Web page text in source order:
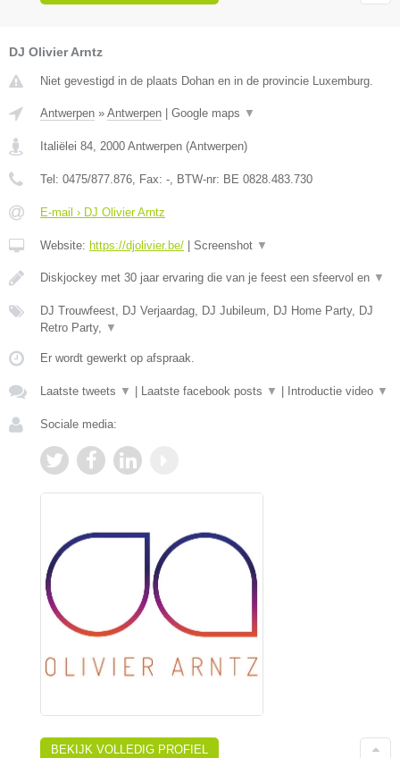
DJ Olivier Arntz
Niet gevestigd in de plaats Dohan en in de provincie Luxemburg.
Antwerpen » Antwerpen Google maps ▼
Italiëlei 84, 2000 Antwerpen (Antwerpen)
Tel: 0475/877.876, Fax: -, BTW-nr: BE 0828.483.730
E-mail › DJ Olivier Arntz
Website: https://djolivier.be/ Screenshot ▼
Diskjockey met 30 jaar ervaring die van je feest een sfeervol en ▼
DJ Trouwfeest, DJ Verjaardag, DJ Jubileum, DJ Home Party, DJ
Retro Party, ▼
Er wordt gewerkt op afspraak.
Laatste tweets ▼ Laatste facebook posts ▼ Introductie video ▼
Sociale media:
BEKIJK VOLLEDIG PROFIEL